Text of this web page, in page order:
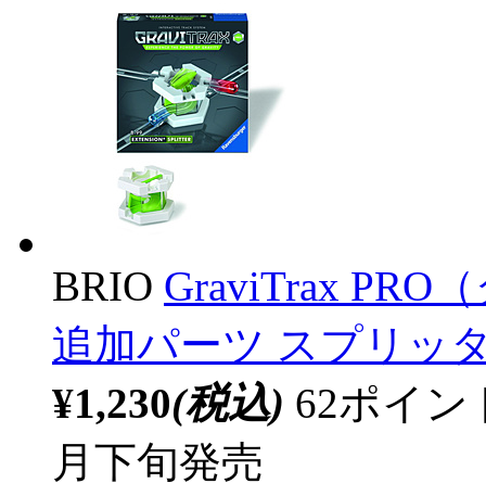
BRIO GraviTrax PRO
追加パーツ スプリッ
¥1,230(税込) 62ポイ
月下旬発売